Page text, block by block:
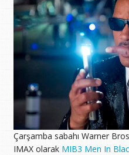
Çarşamba sabahı Warner
IMAX olarak MIB3 Men In